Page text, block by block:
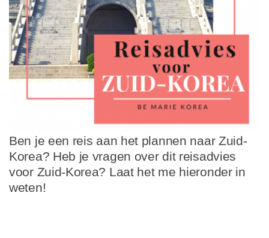
Ben je een reis aan het plannen naar Zuid-
Korea? Heb je vragen over dit reisadvies
voor Zuid-Korea? Laat het me hieronder in
weten!